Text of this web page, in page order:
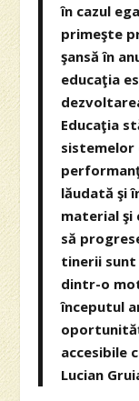
în cazul
primeşte
şansă în
educaţia
Educaţia
lăudată şi
material şi
să
tinerii
dintr-o
începutul
accesibile
Lucian